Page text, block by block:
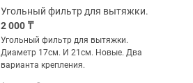
Угольный фильтр для вытяжки.
2 000 ₸
Угольный фильтр для вытяжки.
Диаметр 17см. И 21см. Новые. Два
варианта крепления.